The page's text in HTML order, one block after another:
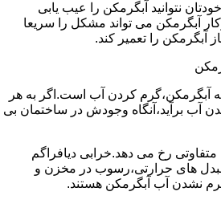
نتوانید آبگرمکن را عیب یابی
آبگرمکن می تواند مشکل را سریعا
را تعمیر کند.
آبگرمکن،گرم کردن آب است.اگر به هر
آب برآید،آنگاه وجودش در ساختمان بی
رخ می دهد.خرابی دیافراگم
های حرارتی،رسوب در مخزن و
نشدن آب آبگرمکن هستند.